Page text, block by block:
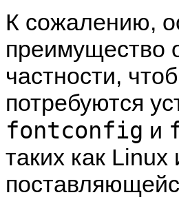
К сожалению,
преимущество
частности,
потребуются
fontconfig и
таких как